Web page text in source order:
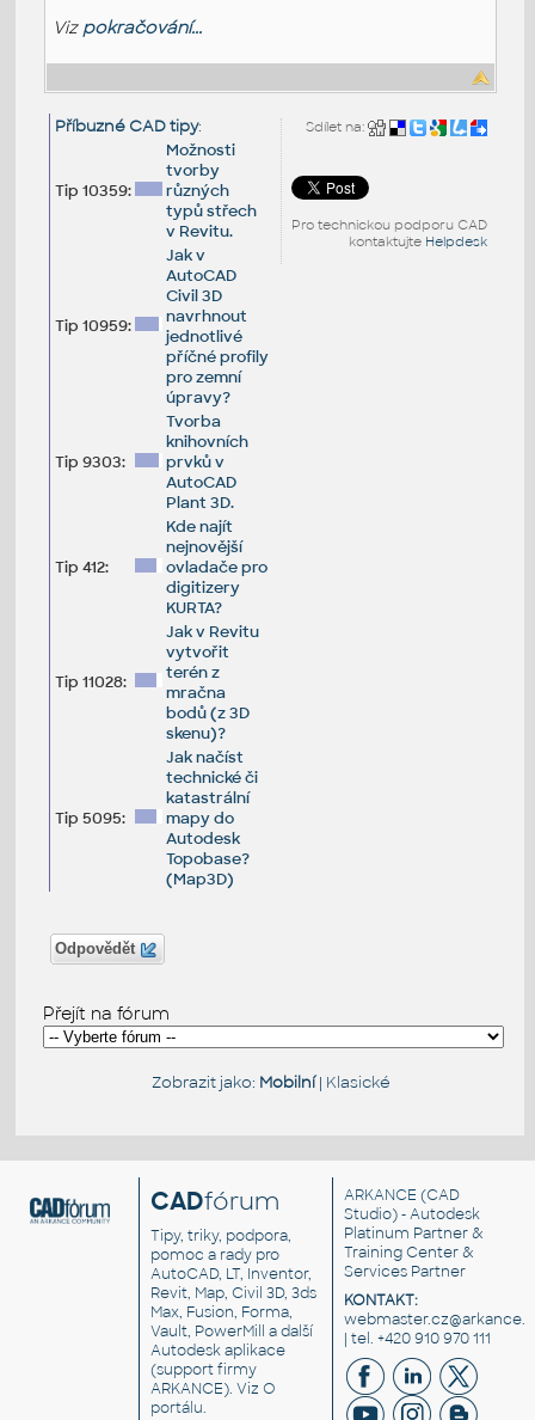
Viz pokračování...
Sdílet na:
Pro technickou podporu CAD
kontaktujte Helpdesk
Příbuzné CAD tipy:
Tip 10359:
Možnosti
tvorby
různých
typů střech
v Revitu.
Tip 10959:
Jak v
AutoCAD
Civil 3D
navrhnout
jednotlivé
příčné profily
pro zemní
úpravy?
Tip 9303:
Tvorba
knihovních
prvků v
AutoCAD
Plant 3D.
Tip 412:
Kde najít
nejnovější
ovladače pro
digitizery
KURTA?
Tip 11028:
Jak v Revitu
vytvořit
terén z
mračna
bodů (z 3D
skenu)?
Tip 5095:
Jak načíst
technické či
katastrální
mapy do
Autodesk
Topobase?
(Map3D)
Odpovědět
Přejít na fórum
Zobrazit jako: Mobilní| Klasické
CADfórum
Tipy, triky, podpora,
pomoc a rady pro
AutoCAD, LT, Inventor,
Revit, Map, Civil 3D, 3ds
Max, Fusion, Forma,
Vault, PowerMill a další
Autodesk aplikace
(support firmy
ARKANCE). VizO
portálu.
ARKANCE (CAD
Studio) - Autodesk
Platinum Partner &
Training Center &
Services Partner
KONTAKT:
| tel. +420 910 970 111